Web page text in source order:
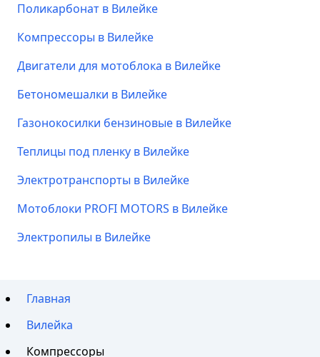
Поликарбонат в Вилейке
Компрессоры в Вилейке
Двигатели для мотоблока в Вилейке
Бетономешалки в Вилейке
Газонокосилки бензиновые в Вилейке
Теплицы под пленку в Вилейке
Электротранспорты в Вилейке
Мотоблоки PROFI MOTORS в Вилейке
Электропилы в Вилейке
Главная
Вилейка
Компрессоры